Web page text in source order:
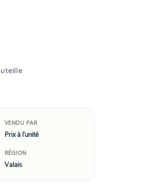
VENDU PAR
Prix à l'unité
RÉGION
Valais